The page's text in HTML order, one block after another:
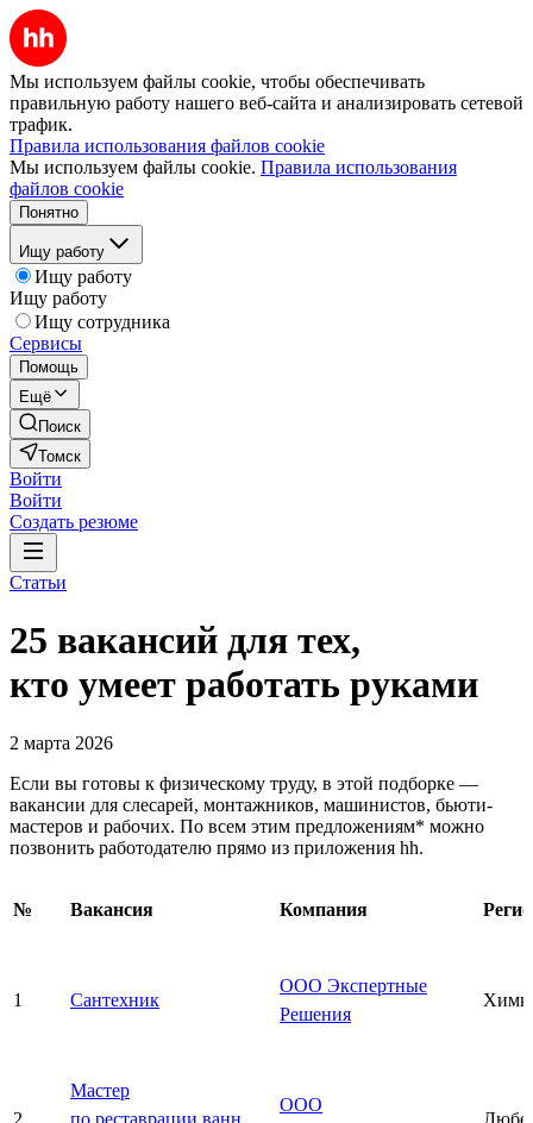
Мы используем файлы cookie, чтобы обеспечивать
правильную работу нашего веб-сайта и анализировать сетевой
трафик.
Правила использования файлов cookie
Мы используем файлы cookie. Правила использования
файлов cookie
Понятно
Ищу работу
Ищу работу
Ищу работу
Ищу сотрудника
Сервисы
Помощь
Ещё
Поиск
Томск
Войти
Войти
Создать резюме
Статьи
25 вакансий для тех,
кто умеет работать руками
2 марта 2026
Если вы готовы к физическому труду, в этой подборке —
вакансии для слесарей, монтажников, машинистов, бьюти-
мастеров и рабочих. По всем этим предложениям* можно
позвонить работодателю прямо из приложения hh.
№ Вакансия Компания
1 Сантехник
ООО Экспертные
Решения
2
Мастер
по реставрации ванн
ООО